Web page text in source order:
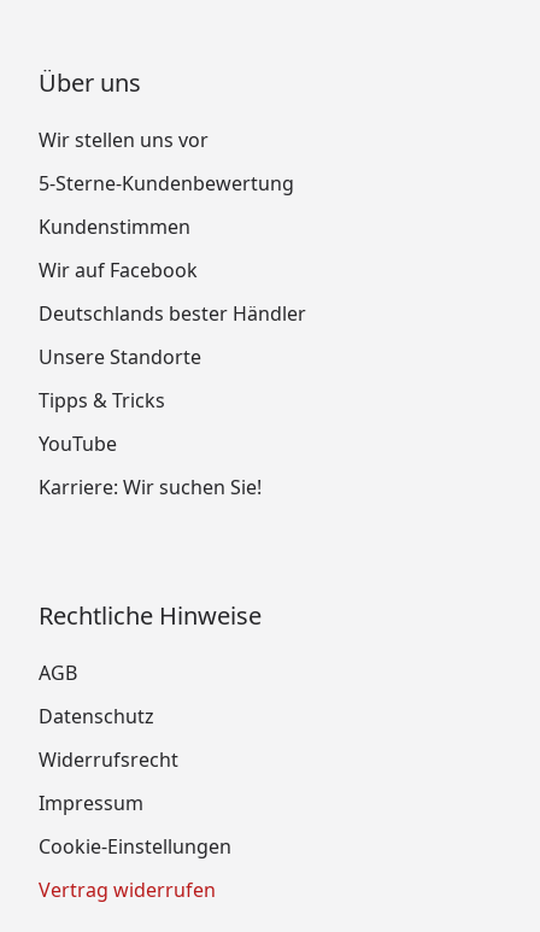
Über uns
Wir stellen uns vor
5-Sterne-Kundenbewertung
Kundenstimmen
Wir auf Facebook
Deutschlands bester Händler
Unsere Standorte
Tipps & Tricks
YouTube
Karriere: Wir suchen Sie!
Rechtliche Hinweise
AGB
Datenschutz
Widerrufsrecht
Impressum
Cookie-Einstellungen
Vertrag widerrufen